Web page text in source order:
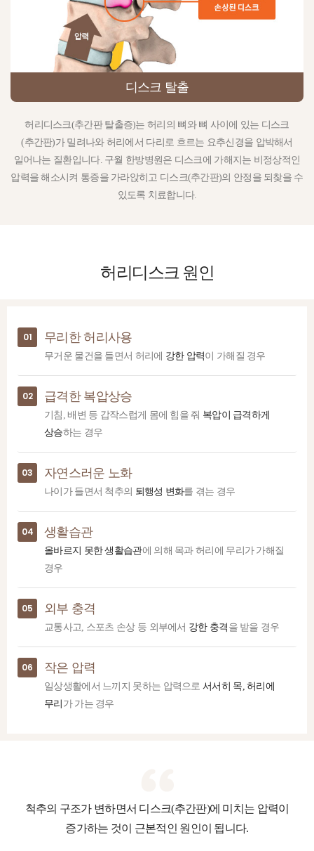
디스크 탈출
허리디스크(추간판 탈출증)는 허리의 뼈와 뼈 사이에 있는 디스크
(추간판)가 밀려나와 허리에서 다리로 흐르는 요추신경을 압박해서
일어나는 질환입니다. 구월 한방병원은 디스크에 가해지는 비정상적인
압력을 해소시켜 통증을 가라앉히고 디스크(추간판)의 안정을 되찾을 수
있도록 치료합니다.
허리디스크 원인
01 무리한 허리사용
무거운 물건을 들면서 허리에 강한 압력이 가해질 경우
02 급격한 복압상승
기침, 배변 등 갑작스럽게 몸에 힘을 줘 복압이 급격하게
상승하는 경우
03 자연스러운 노화
나이가 들면서 척추의 퇴행성 변화를 겪는 경우
04 생활습관
올바르지 못한 생활습관에 의해 목과 허리에 무리가 가해질
경우
05 외부 충격
교통사고, 스포츠 손상 등 외부에서 강한 충격 을 받을 경우
06 작은 압력
일상생활에서 느끼지 못하는 압력으로서서히 목, 허리에
무리 가 가는 경우
척추의 구조가 변하면서 디스크(추간판)에 미치는 압력이
증가하는 것이 근본적인 원인이 됩니다.